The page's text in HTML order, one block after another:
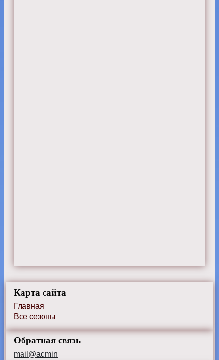
Карта сайта
Главная
Все сезоны
Обратная связь
mail@admin